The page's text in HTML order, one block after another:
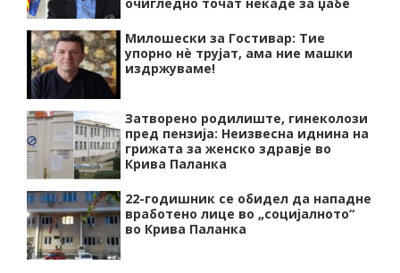
Милошески за Гостивар: Тие
упорно нѐ трујат, ама ние машки
издржуваме!
Затворено родилиште, гинеколози
пред пензија: Неизвесна иднина на
грижата за женско здравје во
Крива Паланка
22-годишник се обидел да нападне
вработено лице во „социјалното“
во Крива Паланка